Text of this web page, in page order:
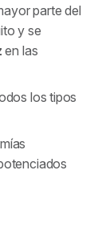
parte del
y se
en las
los tipos